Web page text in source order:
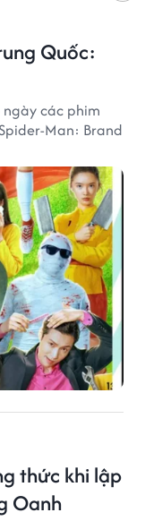
Quốc:
các phim
Man: Brand
thức khi lập
Oanh